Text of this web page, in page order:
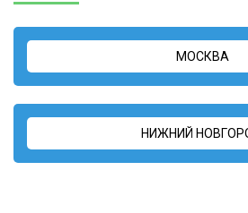
МОСКВА
НИЖНИЙ